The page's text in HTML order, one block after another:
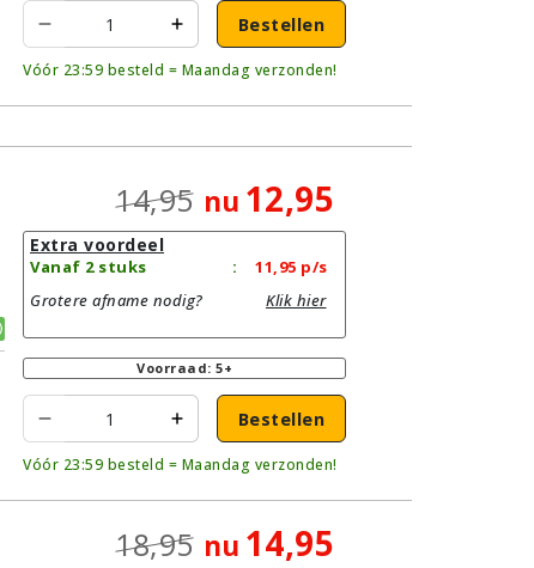
Bestellen
Vóór 23:59 besteld = Maandag verzonden!
14,95 nu 12,95
Extra voordeel
Vanaf 2 stuks : 11,95 p/s
Grotere afname nodig?
Klik hier
Voorraad: 5+
Bestellen
Vóór 23:59 besteld = Maandag verzonden!
18,95 nu 14,95